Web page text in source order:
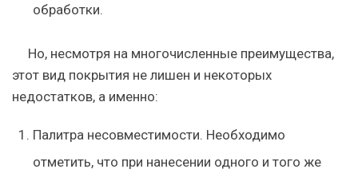
обработки.
Но, несмотря на многочисленные преимущества,
этот вид покрытия не лишен и некоторых
недостатков, а именно:
Палитра несовместимости. Необходимо
отметить, что при нанесении одного и того же